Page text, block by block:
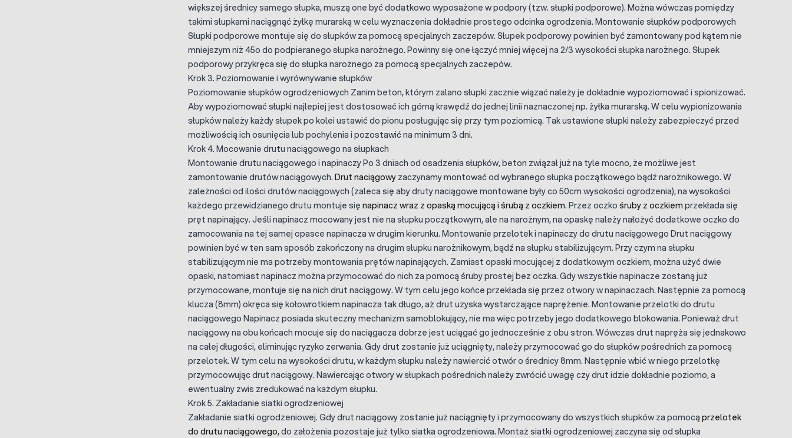
większej średnicy samego słupka, muszą one być dodatkowo wyposażone w podpory (tzw. słupki podporowe). Można wówczas pomiędzy
takimi słupkami naciągnąć żyłkę murarską w celu wyznaczenia dokładnie prostego odcinka ogrodzenia. Montowanie słupków podporowych
Słupki podporowe montuje się do słupków za pomocą specjalnych zaczepów. Słupek podporowy powinien być zamontowany pod kątem nie
mniejszym niż 45o do podpieranego słupka narożnego. Powinny się one łączyć mniej więcej na 2/3 wysokości słupka narożnego. Słupek
podporowy przykręca się do słupka narożnego za pomocą specjalnych zaczepów.
Krok 3. Poziomowanie i wyrównywanie słupków
Poziomowanie słupków ogrodzeniowych Zanim beton, którym zalano słupki zacznie wiązać należy je dokładnie wypoziomować i spionizować.
Aby wypoziomować słupki najlepiej jest dostosować ich górną krawędź do jednej linii naznaczonej np. żyłka murarską. W celu wypionizowania
słupków należy każdy słupek po kolei ustawić do pionu posługując się przy tym poziomicą. Tak ustawione słupki należy zabezpieczyć przed
możliwością ich osunięcia lub pochylenia i pozostawić na minimum 3 dni.
Krok 4. Mocowanie drutu naciągowego na słupkach
Montowanie drutu naciągowego i napinaczy Po 3 dniach od osadzenia słupków, beton związał już na tyle mocno, że możliwe jest
zamontowanie drutów naciągowych. Drut naciągowyzaczynamy montować od wybranego słupka początkowego bądź narożnikowego. W
zależności od ilości drutów naciągowych (zaleca się aby druty naciągowe montowane były co 50cm wysokości ogrodzenia), na wysokości
każdego przewidzianego drutu montuje się napinacz wraz z opaską mocującą i śrubą z oczkiem. Przez oczko śruby z oczkiem przekłada się
pręt napinający. Jeśli napinacz mocowany jest nie na słupku początkowym, ale na narożnym, na opaskę należy nałożyć dodatkowe oczko do
zamocowania na tej samej opasce napinacza w drugim kierunku. Montowanie przelotek i napinaczy do drutu naciągowego Drut naciągowy
powinien być w ten sam sposób zakończony na drugim słupku narożnikowym, bądź na słupku stabilizującym. Przy czym na słupku
stabilizującym nie ma potrzeby montowania prętów napinających. Zamiast opaski mocującej z dodatkowym oczkiem, można użyć dwie
opaski, natomiast napinacz można przymocować do nich za pomocą śruby prostej bez oczka. Gdy wszystkie napinacze zostaną już
przymocowane, montuje się na nich drut naciągowy. W tym celu jego końce przekłada się przez otwory w napinaczach. Następnie za pomocą
klucza (8mm) okręca się kołowrotkiem napinacza tak długo, aż drut uzyska wystarczające naprężenie. Montowanie przelotki do drutu
naciągowego Napinacz posiada skuteczny mechanizm samoblokujący, nie ma więc potrzeby jego dodatkowego blokowania. Ponieważ drut
naciągowy na obu końcach mocuje się do naciągacza dobrze jest uciągać go jednocześnie z obu stron. Wówczas drut napręża się jednakowo
na całej długości, eliminując ryzyko zerwania. Gdy drut zostanie już uciągnięty, należy przymocować go do słupków pośrednich za pomocą
przelotek. W tym celu na wysokości drutu, w każdym słupku należy nawiercić otwór o średnicy 8mm. Następnie wbić w niego przelotkę
przymocowując drut naciągowy. Nawiercając otwory w słupkach pośrednich należy zwrócić uwagę czy drut idzie dokładnie poziomo, a
ewentualny zwis zredukować na każdym słupku.
Krok 5. Zakładanie siatki ogrodzeniowej
Zakładanie siatki ogrodzeniowej. Gdy drut naciągowy zostanie już naciągnięty i przymocowany do wszystkich słupków za pomocą przelotek
do drutu naciągowego, do założenia pozostaje już tylko siatka ogrodzeniowa. Montaż siatki ogrodzeniowej zaczyna się od słupka